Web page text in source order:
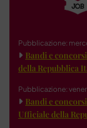
Pubblicazione:
Bandi e
della Repubblica
Pubblicazione:
Bandi e
Ufficiale della